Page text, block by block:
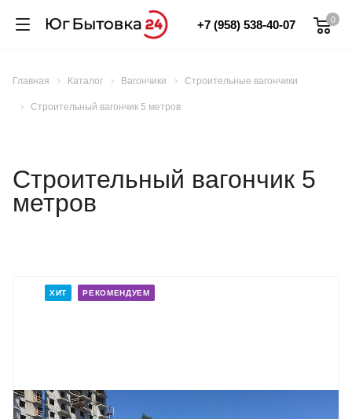
0
+7 (958) 538-40-07
Главная Каталог Вагончики Строительные вагончики
Строительный вагончик 5 метров
Строительный вагончик 5
метров
ХИТ РЕКОМЕНДУЕМ